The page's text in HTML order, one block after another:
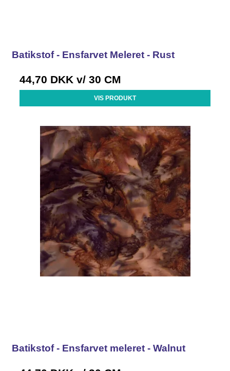
Batikstof - Ensfarvet Meleret - Rust
44,70 DKK v/ 30 CM
VIS PRODUKT
Batikstof - Ensfarvet meleret - Walnut